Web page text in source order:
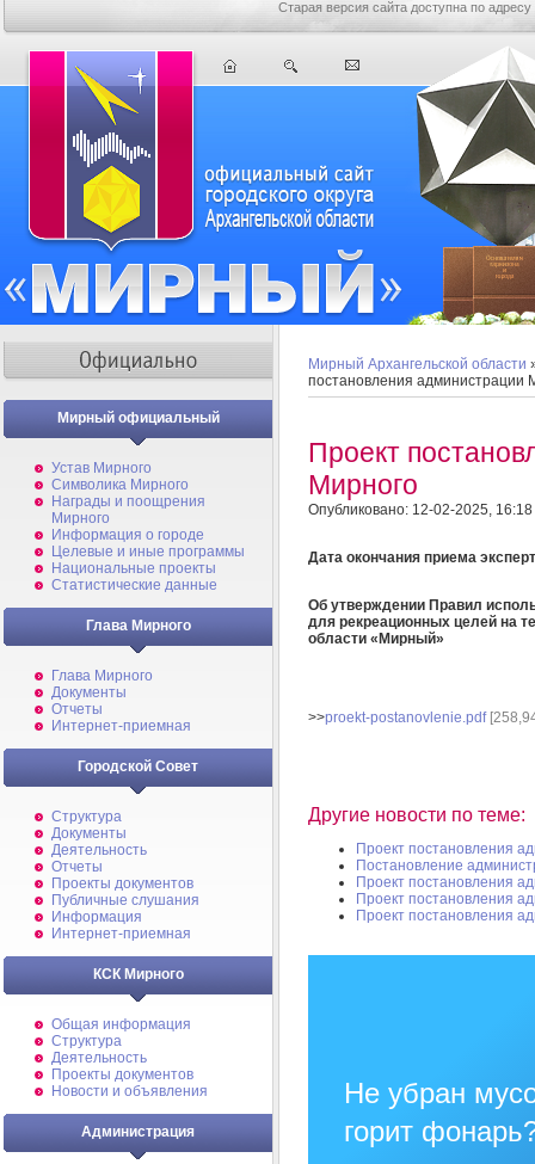
Старая версия сайта доступна по адресу
Мирный официальный
Устав Мирного
Символика Мирного
Награды и поощрения
Мирного
Информация о городе
Целевые и иные программы
Национальные проекты
Статистические данные
Глава Мирного
Глава Мирного
Документы
Отчеты
Интернет-приемная
Городской Совет
Структура
Документы
Деятельность
Отчеты
Проекты документов
Публичные слушания
Информация
Интернет-приемная
КСК Мирного
Общая информация
Структура
Деятельность
Проекты документов
Новости и объявления
Администрация
Мирный Архангельской области
постановления администрации
Проект
Мирного
Опубликовано: 12-02-2025, 16:18
Дата окончания приема
Об утверждении Правил
для рекреационных целей на
области «Мирный»
>>proekt-postanovlenie.pdf
Другие новости по теме:
Проект постановления
Постановление
Проект постановления
Проект постановления
Проект постановления
Не убран
горит